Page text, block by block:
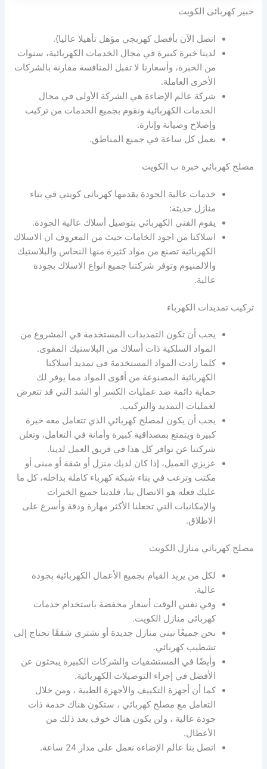
خبير كهربائى الكويت
اتصل الآن بأفضل كهربجي مؤهل تأهيلا عاليا}.
لدينا خبرة كبيرة في مجال الخدمات الكهربائية، سنوات
من الخبرة، وأسعارنا لا تقبل المنافسة مقارنة بالشركات
الأخرى العاملة.
شركة عالم الإضاءة هي الشركة الأولى في مجال
الخدمات الكهربائية ونقوم بجميع الخدمات من تركيب
وإصلاح وصيانة وإنارة.
نعمل كل ساعة في جميع المناطق.
مصلح كهربائي خبرة ب الكويت
خدمات عالية الجودة يقدمها كهربائى كويتي في بناء
منازل حديثة:
يقوم الفني الكهربائي بتوصيل أسلاك عالية الجودة.
اسلاكنا من اجود الخامات حيث من المعروف ان الاسلاك
الكهربائية تصنع من مواد كثيرة منها النحاس والبلاستيك
والالمنيوم وتوفر شركتنا جميع انواع الاسلاك بجودة
عالية.
تركيب تمديدات الكهرباء
يجب أن تكون التمديدات المستخدمة في المشروع من
المواد السلكية ذات أسلاك من البلاستيك المقوى.
كلما زادت المواد المستخدمة في تمديد أسلاكنا
الكهربائية المصنوعة من أقوى المواد مما يوفر لك
حماية دائمة ضد عمليات الكسر أو الشد التي قد تتعرض
لعمليات التمديد والتركيب.
يجب أن يكون لمصلح كهربائي الذي تتعامل معه خبرة
كبيرة ويتمتع بمصداقية كبيرة وأمانة في التعامل، وتعلن
شركتنا عن توافر كل هذا في فريق العمل لدينا.
عزيزي العميل، إذا كان لديك منزل أو شقة أو مبنى أو
مكتب وترغب في بناء شبكة كهرباء كاملة بداخله، كل ما
عليك فعله هو الاتصال بنا، فلدينا جميع الخبرات
والإمكانيات التي تجعلنا الأكثر مهارة ودقة وأسرع على
الاطلاق.
مصلح كهربائي منازل الكويت
لكل من يريد القيام بجميع الأعمال الكهربائية بجودة
عالية.
وفي نفس الوقت أسعار مخفضة باستخدام خدمات
كهربائى منازل الكويت.
نحن جميعًا نبني منازل جديدة أو نشتري شققًا تحتاج إلى
تشطيب كهربائي.
وأيضًا في المستشفيات والشركات الكبيرة يبحثون عن
الأفضل في إجراء التوصيلات الكهربائية.
كما أن أجهزة التكييف والأجهزة الطبية ، ومن خلال
التعامل مع مصلح كهربائي ، ستكون هناك خدمة ذات
جودة عالية ، ولن يكون هناك خوف بعد ذلك من
الأعطال.
اتصل بنا عالم الإضاءة نعمل على مدار 24 ساعة.